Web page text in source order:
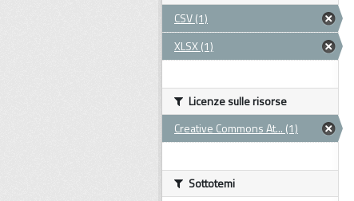
CSV (1)
XLSX (1)
Licenze sulle risorse
Creative Commons At... (1)
Sottotemi